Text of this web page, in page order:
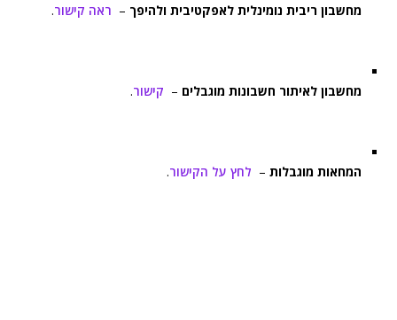
מחשבון ריבית נומינלית לאפקטיבית ולהיפך – ראה קישור.
מחשבון לאיתור חשבונות מוגבלים – קישור.
המחאות מוגבלות – לחץ על הקישור.